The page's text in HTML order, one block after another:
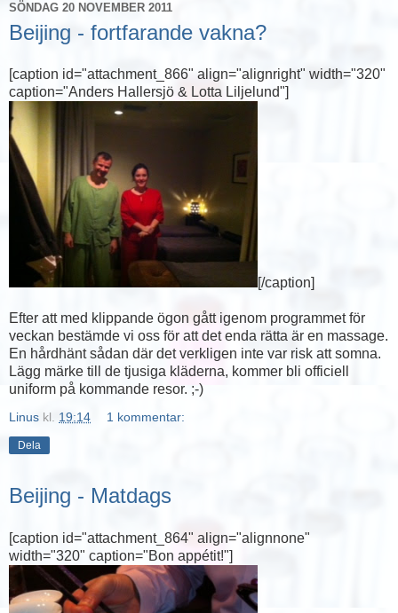
SÖNDAG 20 NOVEMBER 2011
Beijing - fortfarande vakna?
[caption id="attachment_866" align="alignright" width="320"
caption="Anders Hallersjö & Lotta Liljelund"]
[/caption]
Efter att med klippande ögon gått igenom programmet för
veckan bestämde vi oss för att det enda rätta är en massage.
En hårdhänt sådan där det verkligen inte var risk att somna.
Lägg märke till de tjusiga kläderna, kommer bli officiell
uniform på kommande resor. ;-)
Linus kl. 19:14 1 kommentar:
Dela
Beijing - Matdags
[caption id="attachment_864" align="alignnone"
width="320" caption="Bon appétit!"]